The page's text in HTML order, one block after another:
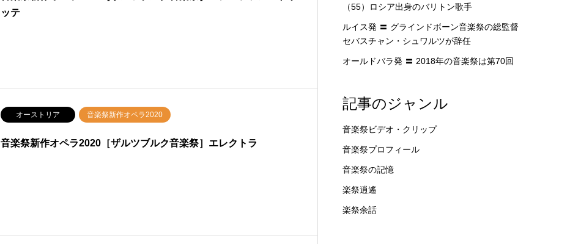
ッテ
オーストリア 音楽祭新作オペラ2020
音楽祭新作オペラ2020［ザルツブルク音楽祭］エレクトラ
（55）ロシア出身のバリトン歌手
ルイス発 〓 グラインドボーン音楽祭の総監督
セバスチャン・シュワルツが辞任
オールドバラ発 〓 2018年の音楽祭は第70回
記事のジャンル
音楽祭ビデオ・クリップ
音楽祭プロフィール
音楽祭の記憶
楽祭逍遙
楽祭余話